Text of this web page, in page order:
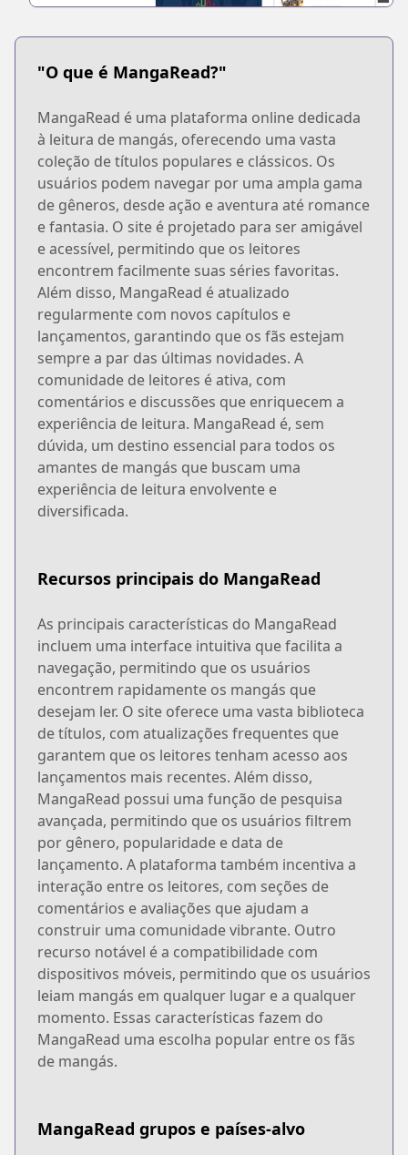
"O que é MangaRead?"
MangaRead é uma plataforma online dedicada
à leitura de mangás, oferecendo uma vasta
coleção de títulos populares e clássicos. Os
usuários podem navegar por uma ampla gama
de gêneros, desde ação e aventura até romance
e fantasia. O site é projetado para ser amigável
e acessível, permitindo que os leitores
encontrem facilmente suas séries favoritas.
Além disso, MangaRead é atualizado
regularmente com novos capítulos e
lançamentos, garantindo que os fãs estejam
sempre a par das últimas novidades. A
comunidade de leitores é ativa, com
comentários e discussões que enriquecem a
experiência de leitura. MangaRead é, sem
dúvida, um destino essencial para todos os
amantes de mangás que buscam uma
experiência de leitura envolvente e
diversificada.
Recursos principais do MangaRead
As principais características do MangaRead
incluem uma interface intuitiva que facilita a
navegação, permitindo que os usuários
encontrem rapidamente os mangás que
desejam ler. O site oferece uma vasta biblioteca
de títulos, com atualizações frequentes que
garantem que os leitores tenham acesso aos
lançamentos mais recentes. Além disso,
MangaRead possui uma função de pesquisa
avançada, permitindo que os usuários filtrem
por gênero, popularidade e data de
lançamento. A plataforma também incentiva a
interação entre os leitores, com seções de
comentários e avaliações que ajudam a
construir uma comunidade vibrante. Outro
recurso notável é a compatibilidade com
dispositivos móveis, permitindo que os usuários
leiam mangás em qualquer lugar e a qualquer
momento. Essas características fazem do
MangaRead uma escolha popular entre os fãs
de mangás.
MangaRead grupos e países-alvo